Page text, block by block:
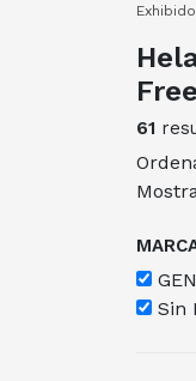
61
Sin